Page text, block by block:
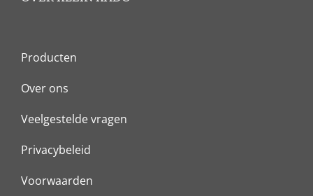
Producten
Over ons
Veelgestelde vragen
Privacybeleid
Voorwaarden